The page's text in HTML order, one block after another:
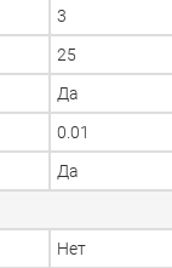
3
25
Да
0.01
Да
Нет